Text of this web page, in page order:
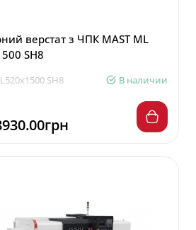
верстат з ЧПК MAST ML
SH8
SH8 В наличии